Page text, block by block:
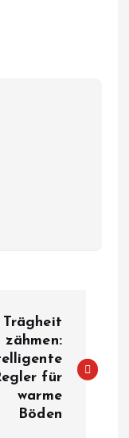
Trägheit
zähmen:
für
warme
Böden